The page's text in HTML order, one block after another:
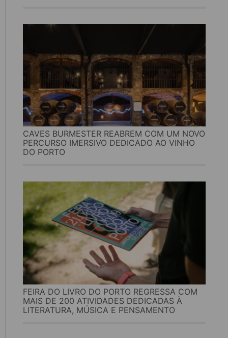
CAVES BURMESTER REABREM COM UM NOVO
PERCURSO IMERSIVO DEDICADO AO VINHO
DO PORTO
FEIRA DO LIVRO DO PORTO REGRESSA COM
MAIS DE 200 ATIVIDADES DEDICADAS À
LITERATURA, MÚSICA E PENSAMENTO